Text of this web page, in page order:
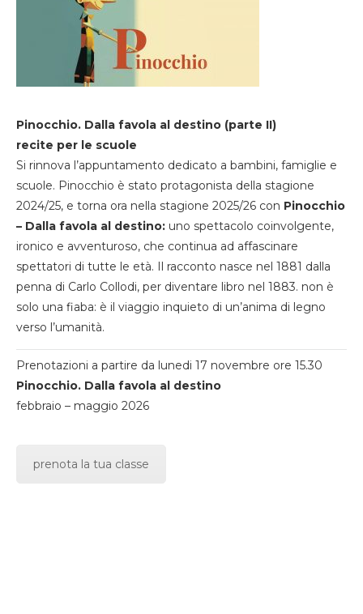
Pinocchio. Dalla favola al destino (parte II)
recite per le scuole
Si rinnova l’appuntamento dedicato a bambini, famiglie e
scuole. Pinocchio è stato protagonista della stagione
2024/25, e torna ora nella stagione 2025/26 con Pinocchio
– Dalla favola al destino: uno spettacolo coinvolgente,
ironico e avventuroso, che continua ad affascinare
spettatori di tutte le età. Il racconto nasce nel 1881 dalla
penna di Carlo Collodi, per diventare libro nel 1883. non è
solo una fiaba: è il viaggio inquieto di un’anima di legno
verso l’umanità.
Prenotazioni a partire da lunedi 17 novembre ore 15.30
Pinocchio. Dalla favola al destino
febbraio – maggio 2026
prenota la tua classe